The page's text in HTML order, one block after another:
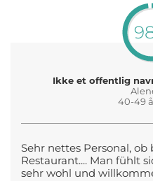
Ikke et offentlig
40-49
Sehr nettes Personal,
Restaurant.... Man fühlt
sehr wohl und